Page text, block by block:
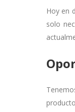
Hoy en
solo